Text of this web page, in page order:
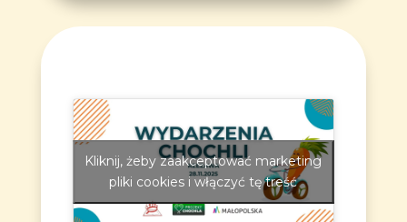
Kliknij, żeby zaakceptować marketing
pliki cookies i włączyć tę treść